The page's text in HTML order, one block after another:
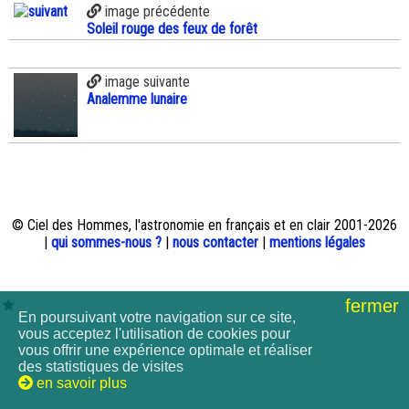
image précédente
Soleil rouge des feux de forêt
image suivante
Analemme lunaire
© Ciel des Hommes, l'astronomie en français et en clair 2001-2026
| qui sommes-nous ? | nous contacter | mentions légales
fermer
En poursuivant votre navigation sur ce site,
vous acceptez l'utilisation de cookies pour
vous offrir une expérience optimale et réaliser
des statistiques de visites
en savoir plus